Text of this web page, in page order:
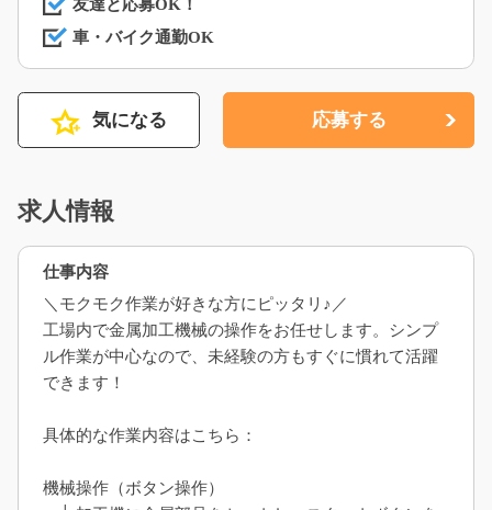
友達と応募OK！
車・バイク通勤OK
気になる 応募する
求人情報
仕事内容
＼モクモク作業が好きな方にピッタリ♪／
工場内で金属加工機械の操作をお任せします。シンプ
ル作業が中心なので、未経験の方もすぐに慣れて活躍
できます！
具体的な作業内容はこちら：
機械操作（ボタン操作）